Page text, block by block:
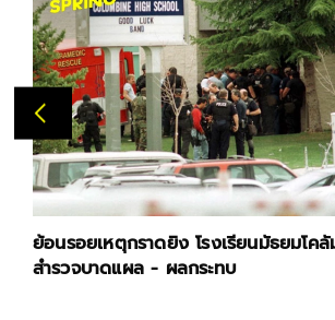
ย้อนรอยเหตุกราดยิง โรงเรียนมัธยมโคลัมไบน์
สำรวจบาดแผล - ผลกระทบ